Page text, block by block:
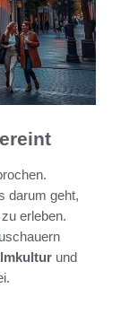
darum geht,
erleben.
und